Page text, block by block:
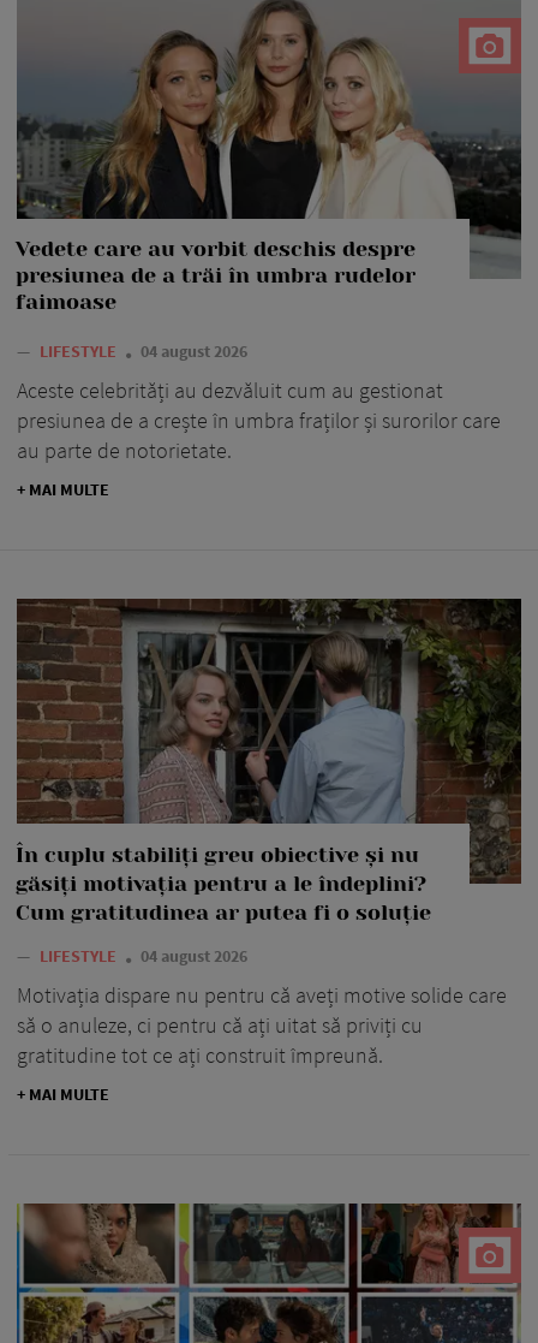
Vedete care au vorbit deschis despre
presiunea de a trăi în umbra rudelor
faimoase
— LIFESTYLE 04 august 2026
Aceste celebrități au dezvăluit cum au gestionat
presiunea de a crește în umbra fraților și surorilor care
au parte de notorietate.
+ MAI MULTE
În cuplu stabiliți greu obiective și nu
găsiți motivația pentru a le îndeplini?
Cum gratitudinea ar putea fi o soluție
— LIFESTYLE 04 august 2026
Motivația dispare nu pentru că aveți motive solide care
să o anuleze, ci pentru că ați uitat să priviți cu
gratitudine tot ce ați construit împreună.
+ MAI MULTE